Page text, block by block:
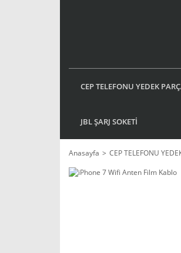
CEP TELEFONU YEDEK
JBL ŞARJ SOKETİ
Anasayfa CEP TELEFONU